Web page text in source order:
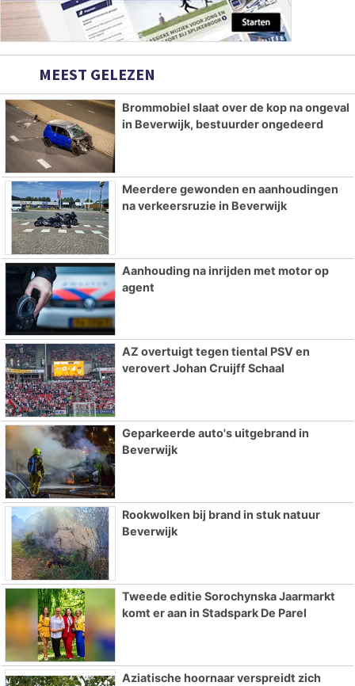
MEEST GELEZEN
Brommobiel slaat over de kop na ongeval
in Beverwijk, bestuurder ongedeerd
Meerdere gewonden en aanhoudingen
na verkeersruzie in Beverwijk
Aanhouding na inrijden met motor op
agent
AZ overtuigt tegen tiental PSV en
verovert Johan Cruijff Schaal
Geparkeerde auto's uitgebrand in
Beverwijk
Rookwolken bij brand in stuk natuur
Beverwijk
Tweede editie Sorochynska Jaarmarkt
komt er aan in Stadspark De Parel
Aziatische hoornaar verspreidt zich